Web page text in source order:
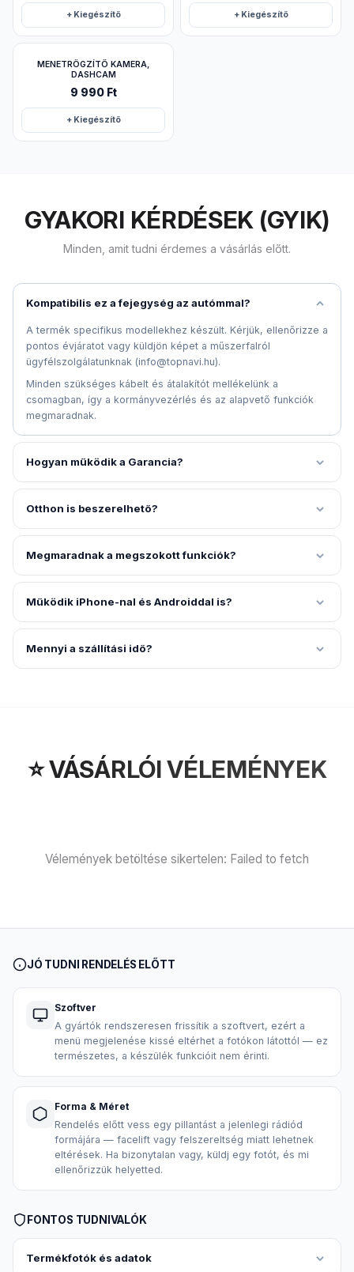
+ Kiegészítő + Kiegészítő
MENETRÖGZÍTŐ KAMERA,
DASHCAM
9 990 Ft
+ Kiegészítő
GYAKORI KÉRDÉSEK (GYIK)
Minden, amit tudni érdemes a vásárlás előtt.
Kompatibilis ez a fejegység az autómmal?
A termék specifikus modellekhez készült. Kérjük, ellenőrizze a
pontos évjáratot vagy küldjön képet a műszerfalról
ügyfélszolgálatunknak (info@topnavi.hu).
Minden szükséges kábelt és átalakítót mellékelünk a
csomagban, így a kormányvezérlés és az alapvető funkciók
megmaradnak.
Hogyan működik a Garancia?
Otthon is beszerelhető?
Megmaradnak a megszokott funkciók?
Működik iPhone-nal és Androiddal is?
Mennyi a szállítási idő?
⭐ VÁSÁRLÓI VÉLEMÉNYEK
Vélemények betöltése sikertelen: Failed to fetch
JÓ TUDNI RENDELÉS ELŐTT
Szoftver
A gyártók rendszeresen frissítik a szoftvert, ezért a
menü megjelenése kissé eltérhet a fotókon látottól — ez
természetes, a készülék funkcióit nem érinti.
Forma & Méret
Rendelés előtt vess egy pillantást a jelenlegi rádiód
formájára — facelift vagy felszereltség miatt lehetnek
eltérések. Ha bizonytalan vagy, küldj egy fotót, és mi
ellenőrizzük helyetted.
FONTOS TUDNIVALÓK
Termékfotók és adatok